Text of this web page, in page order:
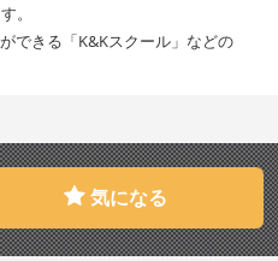
。
できる「K&Kスクール」などの
気になる